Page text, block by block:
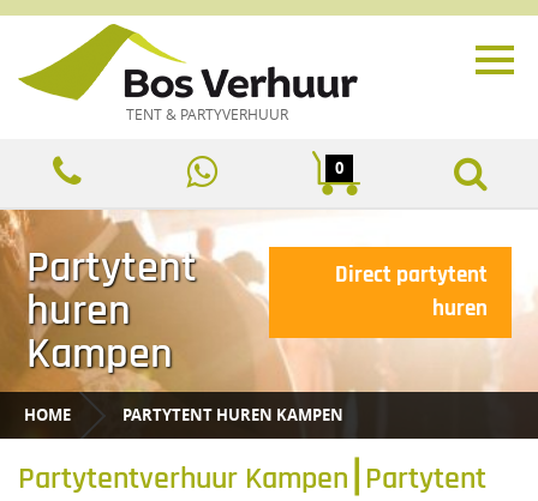
TENT & PARTYVERHUUR
0
Partytent
huren
Kampen
Direct partytent
huren
HOME PARTYTENT HUREN KAMPEN
Partytentverhuur Kampen⎮Partytent